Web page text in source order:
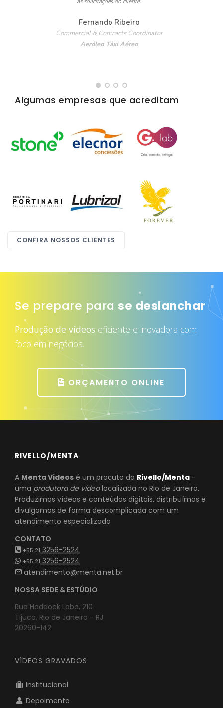
Fernando Ribeiro
Commercial & Contracts Coordinator
Aeróleo Táxi Aéreo
Algumas empresas que acreditam
CONFIRA NOSSOS CLIENTES
Se prepare para se deslanchar
Produção de vídeos eficiente e inovadora com
foco em negócios.
ORÇAMENTO ONLINE
RIVELLO/MENTA
A Menta Videos é um produto da Rivello/Menta -
uma produtora de vídeolocalizada no Rio de Janeiro.
Produzimos vídeos e conteúdos digitais, distribuímos e
divulgamos de forma descomplicada com um
atendimento especializado.
CONTATO
+55 213256-2524
+55 213256-2524
atendimento@menta.net.br
NOSSA SEDE & ESTÚDIO
Rua Haddock Lobo, 210
Tijuca, Rio de Janeiro - RJ
20260-142
VÍDEOS GRAVADOS
Institucional
Depoimento